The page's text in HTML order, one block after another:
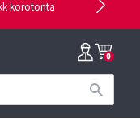
korotonta
0